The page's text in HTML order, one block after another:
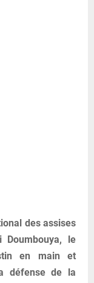
des assises
le
en main et
défense de la